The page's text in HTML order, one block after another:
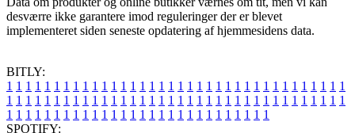
desværre ikke garantere imod reguleringer der er blevet
implementeret siden seneste opdatering af hjemmesidens data.
BITLY:
1 1 1 1 1 1 1 1 1 1 1 1 1 1 1 1 1 1 1 1 1 1 1 1 1 1 1 1 1 1 1 1 1 1 1 1
1 1 1 1 1 1 1 1 1 1 1 1 1 1 1 1 1 1 1 1 1 1 1 1 1 1 1 1 1 1 1 1 1 1 1 1
1 1 1 1 1 1 1 1 1 1 1 1 1 1 1 1 1 1 1 1 1 1 1 1 1 1 1 1
SPOTIFY: